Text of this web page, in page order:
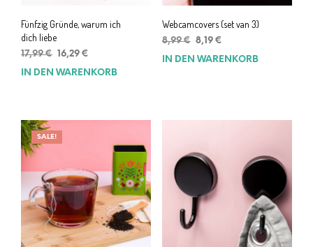
Fünfzig Gründe, warum ich
dich liebe
17,99€ Ursprünglicher
Preis
16,29 €
Preis
IN DEN WARENKORB
Webcamcovers (set van 3)
8,99€ Ursprünglicher
Preis
8,19 €Aktueller
Preis
IN DEN WARENKORB
SALE!